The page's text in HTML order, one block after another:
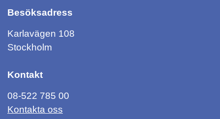
Besöksadress
Karlavägen 108
Stockholm
Kontakt
08-522 785 00
Kontakta oss